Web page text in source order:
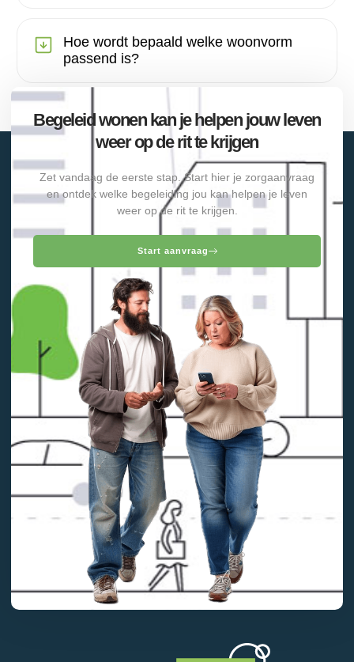
Hoe wordt bepaald welke woonvorm
passend is?
Begeleid wonen kan je helpen jouw leven
weer op de rit te krijgen
Zet vandaag de eerste stap. Start hier je zorgaanvraag
en ontdek welke begeleiding jou kan helpen je leven
weer op de rit te krijgen.
Start aanvraag